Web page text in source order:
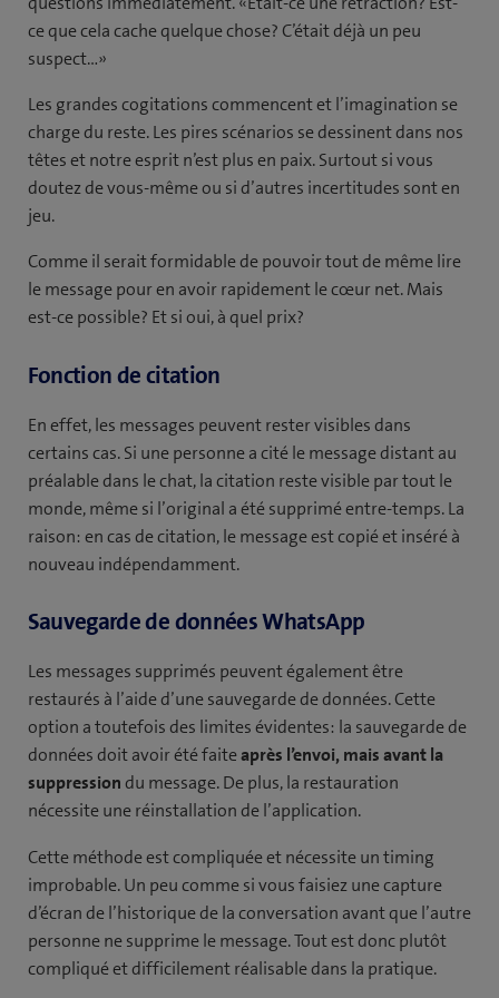
ce que cela cache quelque chose? C’était déjà un peu
suspect…»
Les grandes cogitations commencent et l’imagination se
charge du reste. Les pires scénarios se dessinent dans nos
têtes et notre esprit n’est plus en paix. Surtout si vous
doutez de vous-même ou si d’autres incertitudes sont en
jeu.
Comme il serait formidable de pouvoir tout de même lire
le message pour en avoir rapidement le cœur net. Mais
est-ce possible? Et si oui, à quel prix?
Fonction de citation
En effet, les messages peuvent rester visibles dans
certains cas. Si une personne a cité le message distant au
préalable dans le chat, la citation reste visible par tout le
monde, même si l’original a été supprimé entre-temps. La
raison: en cas de citation, le message est copié et inséré à
nouveau indépendamment.
Sauvegarde de données WhatsApp
Les messages supprimés peuvent également être
restaurés à l’aide d’une sauvegarde de données. Cette
option a toutefois des limites évidentes: la sauvegarde de
données doit avoir été faiteaprès l’envoi, maisavant la
suppressiondu message. De plus, la restauration
nécessite une réinstallation de l’application.
Cette méthode est compliquée et nécessite un timing
improbable. Un peu comme si vous faisiez une capture
d’écran de l’historique de la conversation avant que l’autre
personne ne supprime le message. Tout est donc plutôt
compliqué et difficilement réalisable dans la pratique.